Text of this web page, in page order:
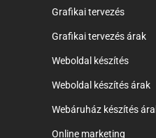
Grafikai tervezés
Grafikai tervezés árak
Weboldal készítés
Weboldal készítés árak
Webáruház készítés
Online marketing